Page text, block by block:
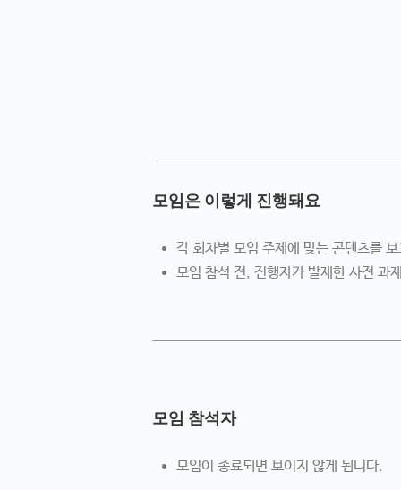
모임은 이렇게 진행돼요
각 회차별 모임 주제에 맞는 콘텐츠를
모임 참석 전, 진행자가 발제한 사전 과
모임 참석자
모임이 종료되면 보이지 않게 됩니다.